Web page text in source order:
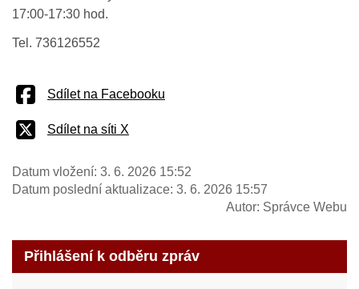
17:00-17:30 hod.
Tel. 736126552
Sdílet na Facebooku
Sdílet na síti X
Datum vložení: 3. 6. 2026 15:52
Datum poslední aktualizace: 3. 6. 2026 15:57
Autor: Správce Webu
Přihlášení k odběru zpráv